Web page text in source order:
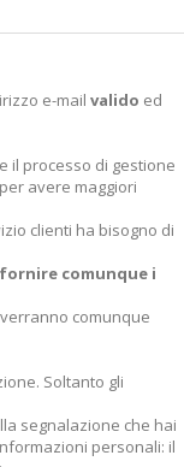
e-mail valido ed
il processo di gestione
avere maggiori
clienti ha bisogno di
comunque i
comunque
Soltanto gli
segnalazione che hai
personali: il